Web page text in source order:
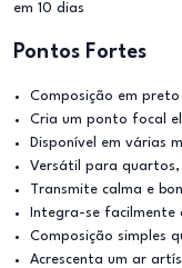
em 10 dias
Pontos Fortes
Composição em
Cria um ponto focal
Disponível em várias
Versátil para quartos,
Transmite calma e
Integra-se facilmente
Composição simples
Acrescenta um ar